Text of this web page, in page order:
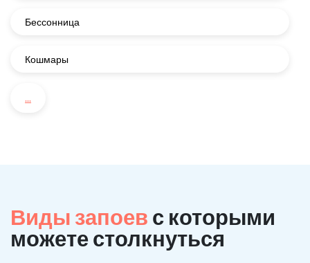
Бессонница
Кошмары
...
Виды запоев с которыми
можете столкнуться